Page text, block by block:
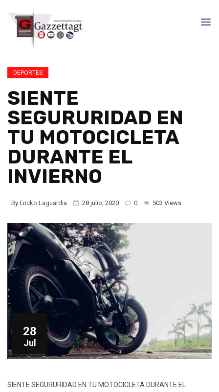
DEPORTES
SIENTE
SEGURURIDAD EN
TU MOTOCICLETA
DURANTE EL
INVIERNO
By Ericko Laguardia 28 julio, 2020 0 503 Views
28
Jul
SIENTE SEGURURIDAD EN TU MOTOCICLETA DURANTE EL